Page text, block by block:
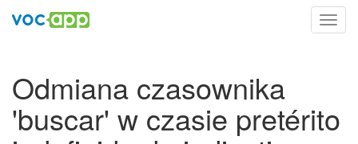
Odmiana czasownika
'buscar' w czasie pretérito